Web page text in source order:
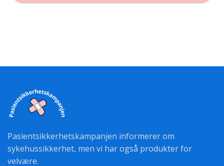
Pasientsikkerhetskampanjen informerer om
sykehussikkerhet, men vi har også produkter for
velvære.